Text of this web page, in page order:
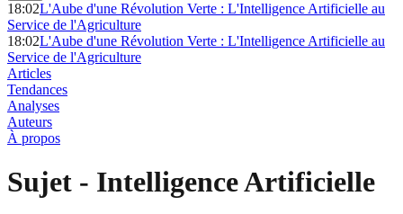
18:02L'Aube d'une Révolution Verte : L'Intelligence Artificielle au
Service de l'Agriculture
18:02L'Aube d'une Révolution Verte : L'Intelligence Artificielle au
Service de l'Agriculture
Articles
Tendances
Analyses
Auteurs
À propos
Sujet - Intelligence Artificielle